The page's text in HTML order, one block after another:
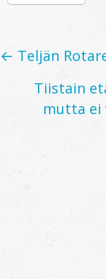
Posts
← Teljän
Tiistain
mutta ei